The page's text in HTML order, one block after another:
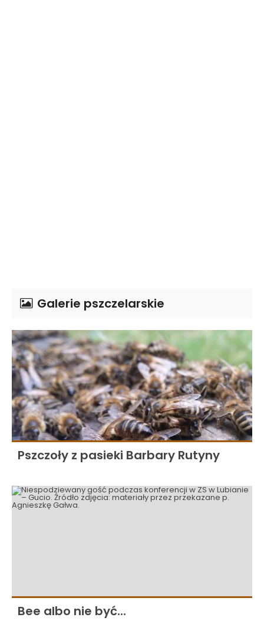
Galerie pszczelarskie
Pszczoły z pasieki Barbary Rutyny
Bee albo nie być...